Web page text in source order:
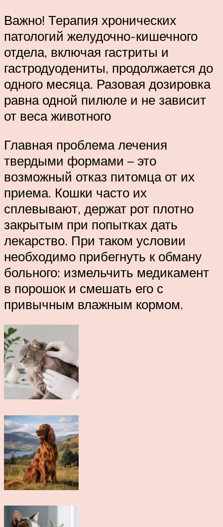
Важно! Терапия хронических
патологий желудочно-кишечного
отдела, включая гастриты и
гастродуодениты, продолжается до
одного месяца. Разовая дозировка
равна одной пилюле и не зависит
от веса животного
Главная проблема лечения
твердыми формами – это
возможный отказ питомца от их
приема. Кошки часто их
сплевывают, держат рот плотно
закрытым при попытках дать
лекарство. При таком условии
необходимо прибегнуть к обману
больного: измельчить медикамент
в порошок и смешать его с
привычным влажным кормом.